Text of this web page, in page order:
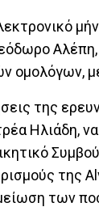
ομολόγων,
της
Ηλιάδη,
της
των